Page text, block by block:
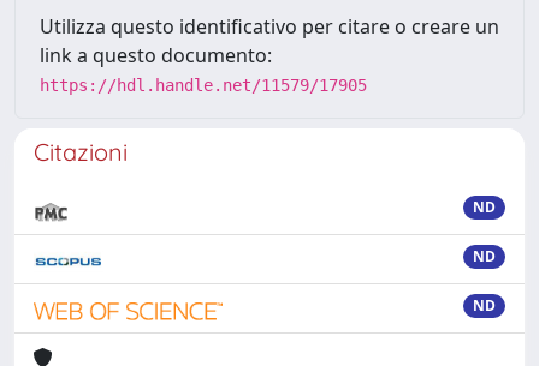
Utilizza questo identificativo per citare o creare un
link a questo documento:
https://hdl.handle.net/11579/17905
Citazioni
ND
ND
ND